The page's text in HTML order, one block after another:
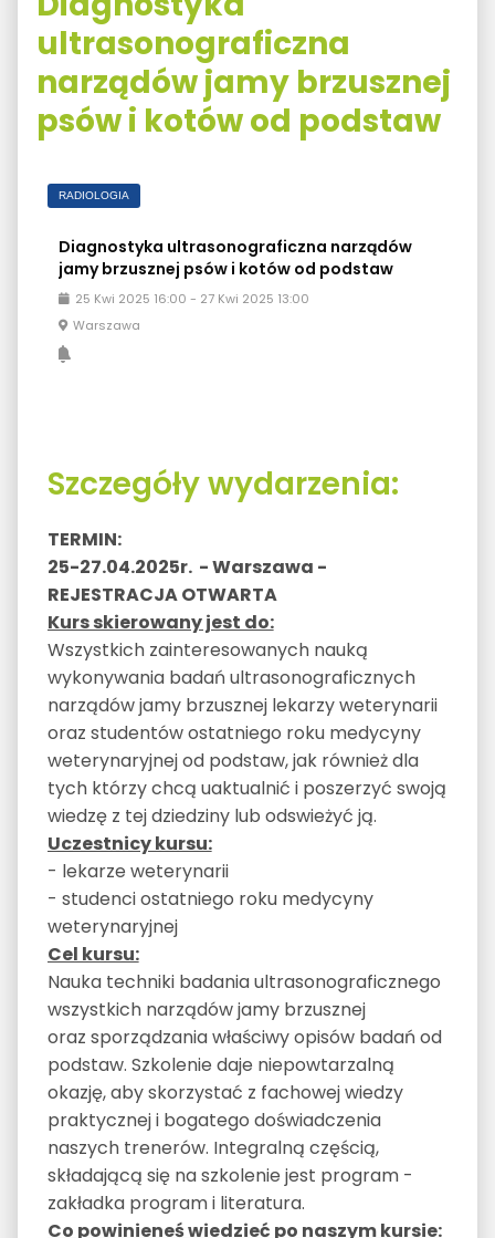
ultrasonograficzna
narządów jamy brzusznej
psów i kotów od podstaw
RADIOLOGIA
Diagnostyka ultrasonograficzna narządów
jamy brzusznej psów i kotów od podstaw
25 Kwi 2025 16:00 - 27 Kwi 2025 13:00
Warszawa
Szczegóły wydarzenia:
TERMIN:
25-27.04.2025r. - Warszawa -
REJESTRACJA OTWARTA
Kurs skierowany jest do:
Wszystkich zainteresowanych nauką
wykonywania badań ultrasonograficznych
narządów jamy brzusznej lekarzy weterynarii
oraz studentów ostatniego roku medycyny
weterynaryjnej od podstaw, jak również dla
tych którzy chcą uaktualnić i poszerzyć swoją
wiedzę z tej dziedziny lub odswieżyć ją.
Uczestnicy kursu:
- lekarze weterynarii
- studenci ostatniego roku medycyny
weterynaryjnej
Cel kursu:
Nauka techniki badania ultrasonograficznego
wszystkich narządów jamy brzusznej
oraz sporządzania właściwy opisów badań od
podstaw. Szkolenie daje niepowtarzalną
okazję, aby skorzystać z fachowej wiedzy
praktycznej i bogatego doświadczenia
naszych trenerów. Integralną częścią,
składającą się na szkolenie jest program -
zakładka program i literatura.
Co powinieneś wiedzieć po naszym kursie: